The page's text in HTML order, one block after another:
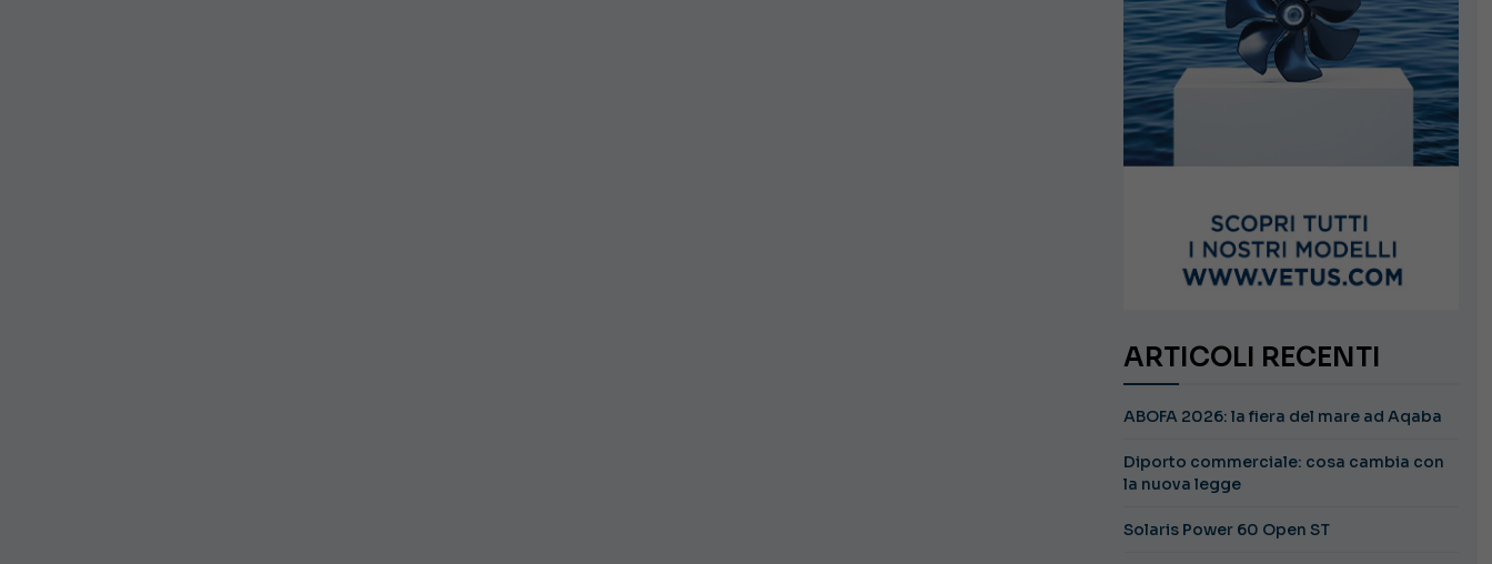
ARTICOLI RECENTI
ABOFA 2026: la fiera del mare ad Aqaba
Diporto commerciale: cosa cambia con
la nuova legge
Solaris Power 60 Open ST